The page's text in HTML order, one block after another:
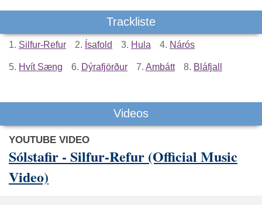
Trackliste
1. Silfur-Refur 2. Ísafold 3. Hula 4. Nárós
5. Hvít Sæng 6. Dýrafjörður 7. Ambátt 8. Bláfjall
Videos
YOUTUBE VIDEO
Sólstafir - Silfur-Refur (Official Music
Video)